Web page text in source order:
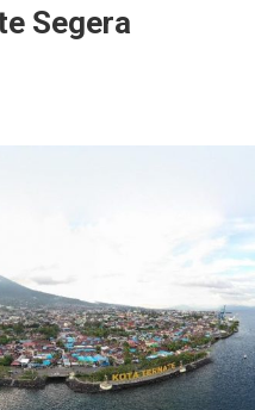
Segera